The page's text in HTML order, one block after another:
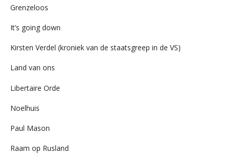
Grenzeloos
It’s going down
Kirsten Verdel (kroniek van de staatsgreep in de VS)
Land van ons
Libertaire Orde
Noelhuis
Paul Mason
Raam op Rusland